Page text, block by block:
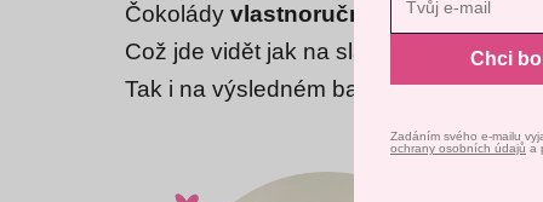
Čokolády vlastnoručně vyrábímev
Což jde vidět jak na sladkostech, které
Tak i na výsledném balíčku, který
Chci
Zadáním svého e-mailu
ochrany osobních údajů a